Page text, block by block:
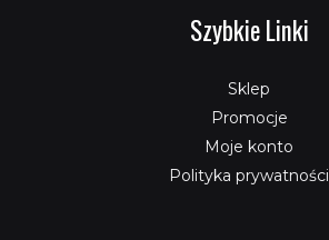
Szybkie Linki
Sklep
Promocje
Moje konto
Polityka prywatności